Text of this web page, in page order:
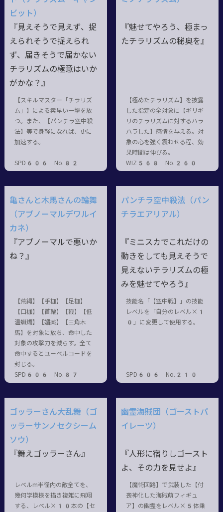
ビット）
『見えそうで見えず、捉
えられそうで捉えられ
ず、届きそうで届かない
チラリズムの極意はいか
がかな？』
【スキルマスター「チラリズ
ム」】による素早い一撃を放
つ。また、【パンチラ空中殺
法】等で身軽になれば、更に
加速する。
SPD606 No.82
『魅せてやろう、極まっ
たチラリズムの秘奥を』
【極めたチラリズム】を披露
した指定の全対象に【ギリギ
リのチラリズムに対するハラ
ハラした】感情を与える。対
象の心を強く震わせる程、効
果時間は伸びる。
WIZ568 No.260
亀さんと木馬さんの輪舞
（アブノーマルデワルイ
カネ）
『アブノーマルで悪いか
ね？』
【荒縄】【手枷】【足枷】
【口枷】【首輪】【鞭】【低
温蝋燭】【媚薬】【三角木
馬】を対象に放ち、命中した
対象の攻撃力を減らす。全て
命中するとユーベルコードを
封じる。
SPD606 No.87
パンチラ空中殺法（パン
チラエアリアル）
『ミニスカでこれだけの
動きをしても見えそうで
見えないチラリズムの極
みを魅せてやろう』
技能名「【空中戦】」の技能
レベルを「自分のレベル×1
0」に変更して使用する。
SPD606 No.210
ゴッラーさん大乱舞（ゴ
ッラーサンノセクシーム
ソウ）
『舞えゴッラーさん』
レベルm半径内の敵全てを、
幾何学模様を描き複雑に飛翔
する、レベル×10本の【セ
幽霊海賊団（ゴーストパ
イレーツ）
『人形に宿りしゴースト
よ、その力を見せよ』
【魔術回路】で武装した【付
喪神化した海賊萌フィギュ
ア】の幽霊をレベル×5体乗